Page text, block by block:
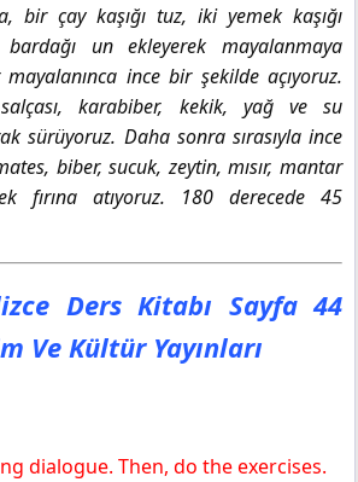
bir çay kaşığı tuz, iki yemek kaşığı
un ekleyerek mayalanmaya
mayalanınca ince bir şekilde açıyoruz.
karabiber, kekik, yağ ve su
sürüyoruz. Daha sonra sırasıyla ince
biber, sucuk, zeytin, mısır, mantar
fırına atıyoruz. 180 derecede 45
Ders Kitabı Sayfa 44
Ve Kültür Yayınları
dialogue. Then, do the exercises.